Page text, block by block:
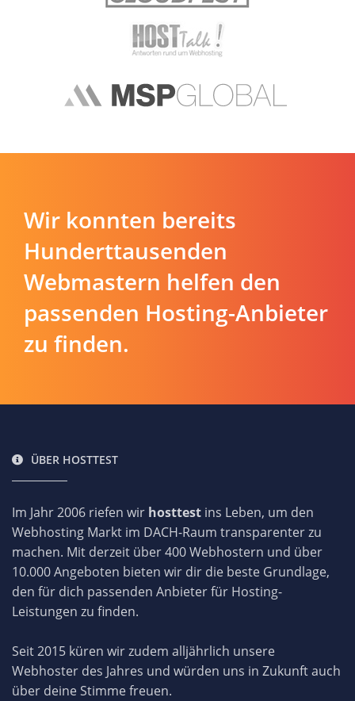
Wir konnten bereits
Hunderttausenden
Webmastern helfen den
passenden Hosting-Anbieter
zu finden.
ÜBER HOSTTEST
Im Jahr 2006 riefen wir hosttest ins Leben, um den
Webhosting Markt im DACH-Raum transparenter zu
machen. Mit derzeit über 400 Webhostern und über
10.000 Angeboten bieten wir dir die beste Grundlage,
den für dich passenden Anbieter für Hosting-
Leistungen zu finden.
Seit 2015 küren wir zudem alljährlich unsere
Webhoster des Jahres und würden uns in Zukunft auch
über deine Stimme freuen.